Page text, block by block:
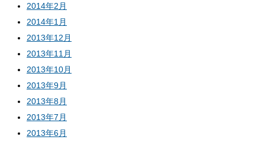
2014年2月
2014年1月
2013年12月
2013年11月
2013年10月
2013年9月
2013年8月
2013年7月
2013年6月